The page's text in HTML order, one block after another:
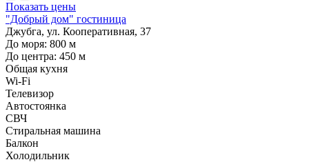
Показать цены
"Добрый дом" гостиница
Джубга, ул. Кооперативная, 37
До моря: 800 м
До центра: 450 м
Общая кухня
Wi-Fi
Телевизор
Автостоянка
СВЧ
Стиральная машина
Балкон
Холодильник